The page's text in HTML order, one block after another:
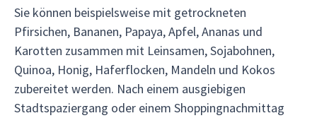
Sie können beispielsweise mit getrockneten
Pfirsichen, Bananen, Papaya, Apfel, Ananas und
Karotten zusammen mit Leinsamen, Sojabohnen,
Quinoa, Honig, Haferflocken, Mandeln und Kokos
zubereitet werden. Nach einem ausgiebigen
Stadtspaziergang oder einem Shoppingnachmittag